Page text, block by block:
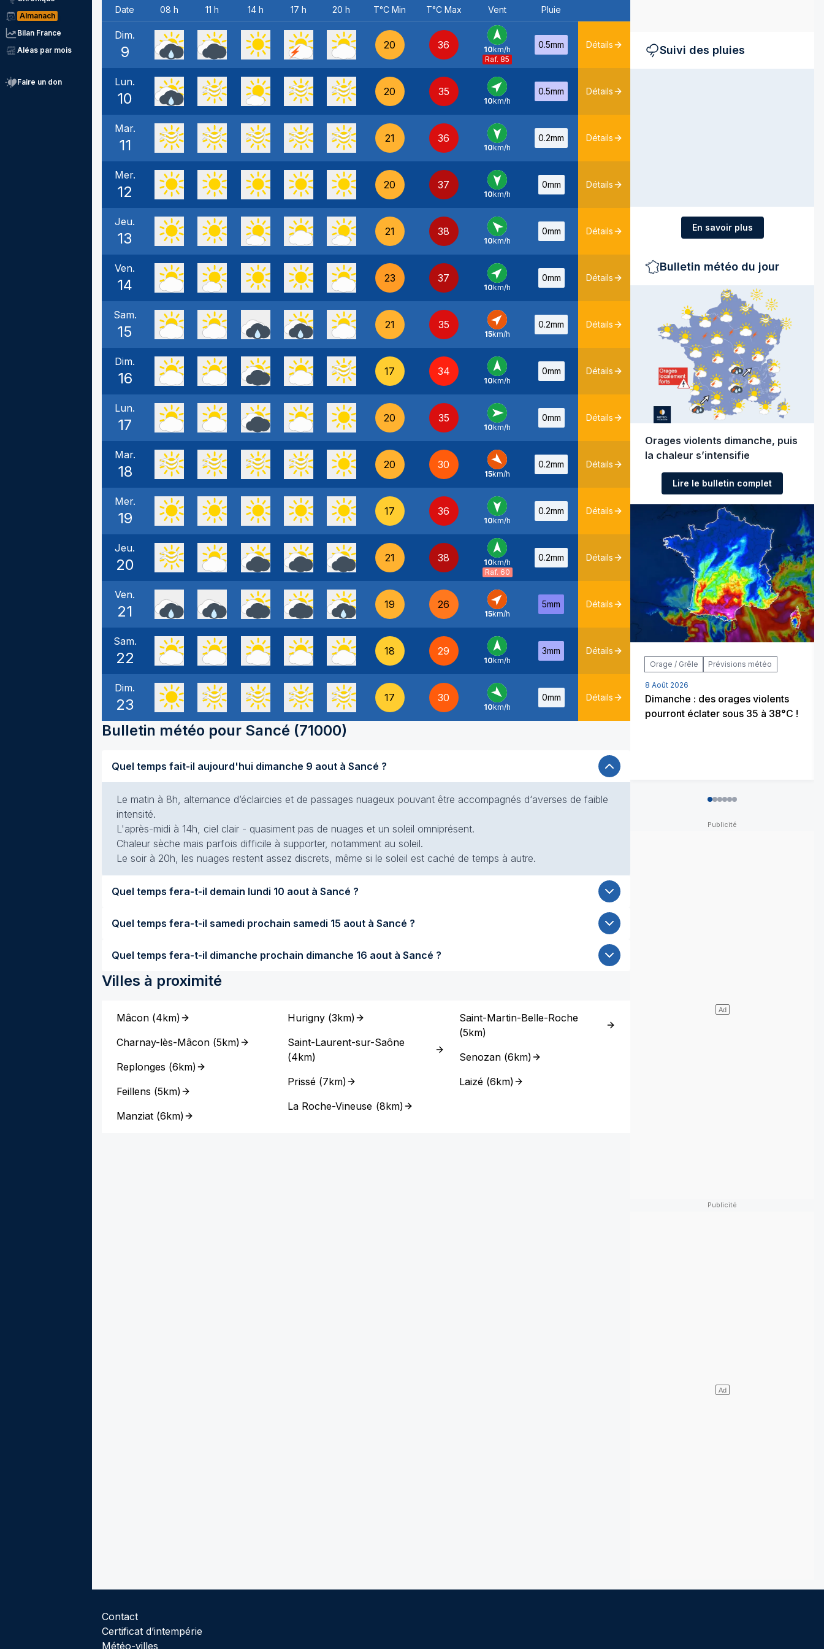
Almanach
Bilan France
Aléas par mois
Faire un don
Date 08 h 11 h 14 h 17 h 20 h T°C Min T°C Max Vent Pluie
Dim.
9 20 36
S -
10km/h
Raf. 85
0.5mm Détails
Lun.
10 20 35
SO -
10km/h
0.5mm Détails
Mar.
11 21 36
N -
10km/h
0.2mm Détails
Mer.
12 20 37
N -
10km/h
0mm Détails
Jeu.
13 21 38
SE -
10km/h
0mm Détails
Ven.
14 23 37
SO -
10km/h
0mm Détails
Sam.
15 21 35
SO -
15km/h
0.2mm Détails
Dim.
16 17 34
S -
10km/h
0mm Détails
Lun.
17 20 35
O -
10km/h
0mm Détails
Mar.
18 20 30
NO
15km/h
0.2mm Détails
Mer.
19 17 36
N -
10km/h
0.2mm Détails
Jeu.
20 21 38
S -
10km/h
Raf. 60
0.2mm Détails
Ven.
21 19 26
SO -
15km/h
5mm Détails
Sam.
22 18 29
S -
10km/h
3mm Détails
Dim.
23 17 30
NO -
10km/h
0mm Détails
Bulletin météo pour Sancé (71000)
Quel temps fait-il aujourd'hui dimanche 9 aout à Sancé ?
Le matin à 8h, alternance d’éclaircies et de passages nuageux pouvant être accompagnés d‘averses de faible
intensité.
L'après-midi à 14h, ciel clair - quasiment pas de nuages et un soleil omniprésent.
Chaleur sèche mais parfois difficile à supporter, notamment au soleil.
Le soir à 20h, les nuages restent assez discrets, même si le soleil est caché de temps à autre.
Quel temps fera-t-il demain lundi 10 aout à Sancé ?
Quel temps fera-t-il samedi prochain samedi 15 aout à Sancé ?
Quel temps fera-t-il dimanche prochain dimanche 16 aout à Sancé ?
Villes à proximité
Mâcon (4km)
Charnay-lès-Mâcon (5km)
Replonges (6km)
Feillens (5km)
Manziat (6km)
Hurigny (3km)
Saint-Laurent-sur-Saône
(4km)
Prissé (7km)
La Roche-Vineuse (8km)
Saint-Martin-Belle-Roche
(5km)
Senozan(6km)
Laizé(6km)
Suivi des pluies
En savoir plus
Bulletin météo du jour
Orages violents dimanche, puis
la chaleur s’intensifie
Lire le bulletin complet
Orage / Grêle Prévisions météo
8 Août 2026
Dimanche : des orages violents
pourront éclater sous 35 à 38°C !
Contact
Certificat d’intempérie
Météo-villes